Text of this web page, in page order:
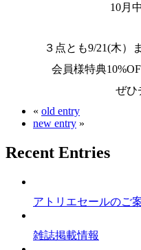
10月
３点とも9/21(木）
会員様特典
ぜひ
« old entry
new entry »
Recent Entries
アトリエセールのご
雑誌掲載情報